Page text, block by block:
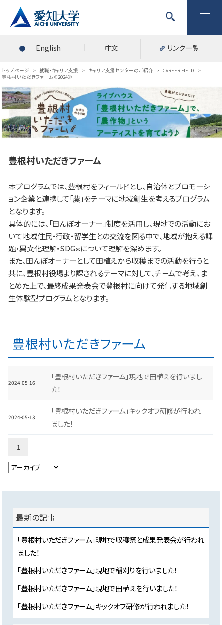
English 中文 リンク一覧
トップページ > 就職・キャリア支援 > キャリア支援センターのご紹介 > CAREER FIELD
>
豊根村いただきファーム≪2024≫
豊根村いただきファーム
本プログラムでは、豊根村をフィールドとし、自治体とプロモーシ
ョン企業と連携して「農」をテーマに地域創生を考えるプログラム
となります。
具体的には、「田んぼオーナー」制度を活用し、現地での活動にお
いて地域住民・行政・留学生との交流を図る中で、地域が抱える課
題・異文化理解・SDGｓについて理解を深めます。
また、田んぼオーナーとして田植えから収穫までの活動を行うと
共に、豊根村役場より課されるテーマに対して、チームで考え、ま
とめた上で、最終成果発表会で豊根村に向けて発信する地域創
生体験型プログラムとなります。
豊根村いただきファーム
2024-05-16
「豊根村いただきファーム」現地で田植えを行いまし
た！
2024-05-13
「豊根村いただきファーム」キックオフ研修が行われ
ました！
1
最新の記事
「豊根村いただきファーム」現地で収穫祭と成果発表会が行われ
ました！
「豊根村いただきファーム」現地で稲刈りを行いました！
「豊根村いただきファーム」現地で田植えを行いました！
「豊根村いただきファーム」キックオフ研修が行われました！